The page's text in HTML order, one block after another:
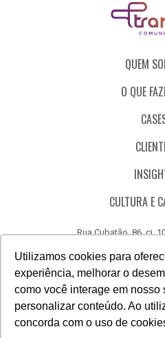
Utilizamos cookies para
experiência, melhorar o
como você interage em nosso
personalizar conteúdo. Ao
concorda com o uso de
QUEM
O QUE
CULTURA E
Rua Cubatão, 86, cj.
CÓDIGO
CANAL DE